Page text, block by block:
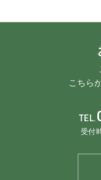
こちら
TEL.
受付